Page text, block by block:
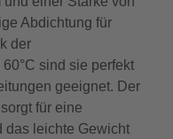
Abdichtung für
der
sind sie perfekt
geeignet. Der
für eine
das leichte Gewicht